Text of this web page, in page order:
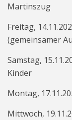
Martinszug
Freitag,
(gemeinsamer
Samstag,
Kinder
Montag,
Mittwoch,